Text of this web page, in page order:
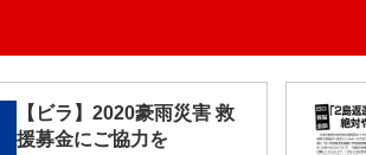
【ビラ】2020豪雨災害 救
援募金にご協力を